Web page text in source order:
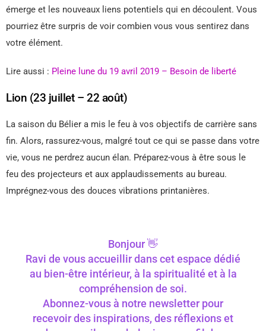
émerge et les nouveaux liens potentiels qui en découlent. Vous
pourriez être surpris de voir combien vous vous sentirez dans
votre élément.
Lire aussi : Pleine lune du 19 avril 2019 – Besoin de liberté
Lion (23 juillet – 22 août)
La saison du Bélier a mis le feu à vos objectifs de carrière sans
fin. Alors, rassurez-vous, malgré tout ce qui se passe dans votre
vie, vous ne perdrez aucun élan. Préparez-vous à être sous le
feu des projecteurs et aux applaudissements au bureau.
Imprégnez-vous des douces vibrations printanières.
Bonjour 👋
Ravi de vous accueillir dans cet espace dédié
au bien-être intérieur, à la spiritualité et à la
compréhension de soi.
Abonnez-vous à notre newsletter pour
recevoir des inspirations, des réflexions et